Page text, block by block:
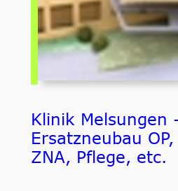
Klinik Melsungen
Ersatzneubau
ZNA, Pflege, etc.